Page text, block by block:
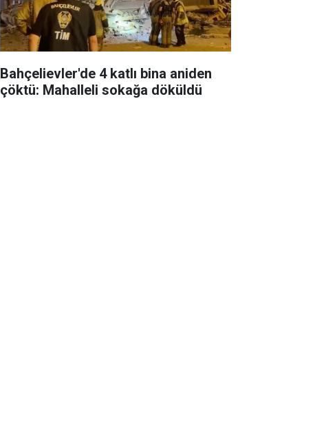
Bahçelievler'de 4 katlı bina aniden
çöktü: Mahalleli sokağa döküldü